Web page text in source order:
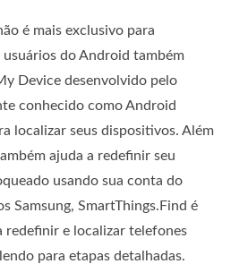
é mais exclusivo para
do Android também
Device desenvolvido pelo
conhecido como Android
localizar seus dispositivos. Além
ajuda a redefinir seu
usando sua conta do
Samsung, SmartThings.Find é
redefinir e localizar telefones
para etapas detalhadas.